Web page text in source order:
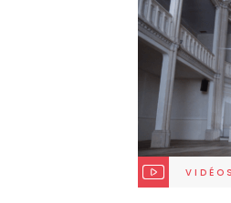
VIDÉOS